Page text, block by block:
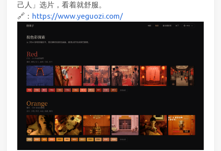
己人」选片，看着就舒服。
🔗： https://www.yeguozi.com/